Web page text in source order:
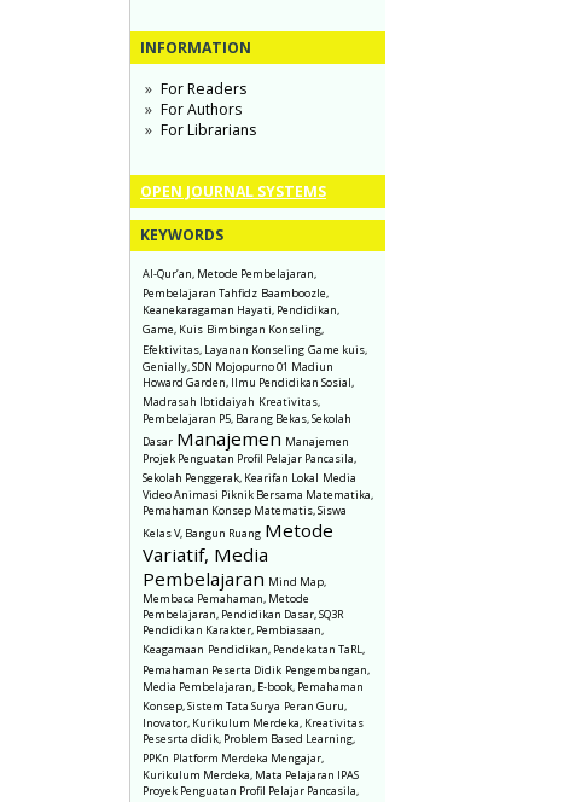
INFORMATION
For Readers
For Authors
For Librarians
OPEN JOURNAL SYSTEMS
KEYWORDS
Al-Qur’an, Metode Pembelajaran,
Pembelajaran Tahfidz Baamboozle,
Keanekaragaman Hayati, Pendidikan,
Game, Kuis Bimbingan Konseling,
Efektivitas, Layanan Konseling Game kuis,
Genially, SDN Mojopurno 01 Madiun
Howard Garden, Ilmu Pendidikan Sosial,
Madrasah Ibtidaiyah Kreativitas,
Pembelajaran P5, Barang Bekas, Sekolah
Dasar Manajemen Manajemen
Projek Penguatan Profil Pelajar Pancasila,
Sekolah Penggerak, Kearifan Lokal Media
Video Animasi Piknik Bersama Matematika,
Pemahaman Konsep Matematis, Siswa
Kelas V, Bangun Ruang Metode
Variatif, Media
Pembelajaran Mind Map,
Membaca Pemahaman, Metode
Pembelajaran, Pendidikan Dasar, SQ3R
Pendidikan Karakter, Pembiasaan,
Keagamaan Pendidikan, Pendekatan TaRL,
Pemahaman Peserta Didik Pengembangan,
Media Pembelajaran, E-book, Pemahaman
Konsep, Sistem Tata Surya Peran Guru,
Inovator, Kurikulum Merdeka, Kreativitas
Pesesrta didik, Problem Based Learning,
PPKn Platform Merdeka Mengajar,
Kurikulum Merdeka, Mata Pelajaran IPAS
Proyek Penguatan Profil Pelajar Pancasila,